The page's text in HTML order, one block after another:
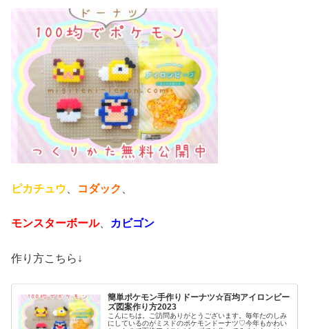
ピカチュウ コダック
モンスターボール、 カビゴン
作り方こちら↓
簡単ポケモン手作りドーナツ☆百均アイロンビー
ズ図案作り方2023
こんにちは。ご訪問ありがとうございます。毎年たのしみ
にしているのがミスドのポケモンドーナツ♡今年もかわい